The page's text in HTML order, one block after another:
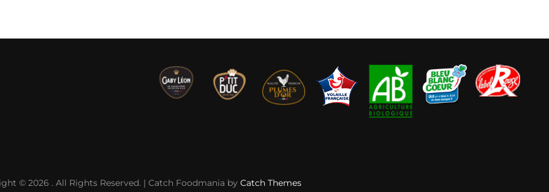
© 2026 . All Rights Reserved. | Catch Foodmania by Catch Themes